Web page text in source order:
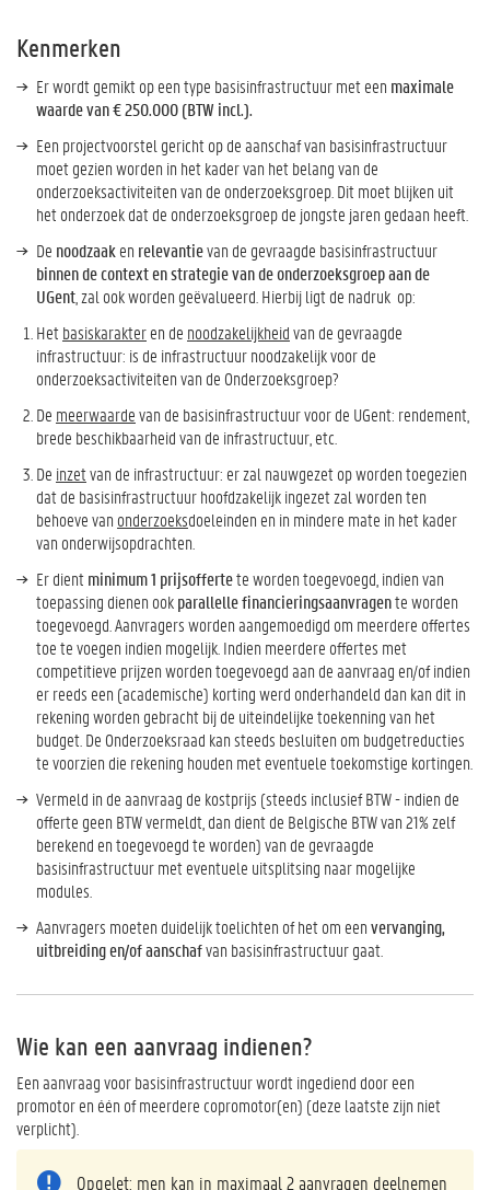
Kenmerken
Er wordt gemikt op een type basisinfrastructuur met een maximale
waarde van € 250.000 (BTW incl.).
Een projectvoorstel gericht op de aanschaf van basisinfrastructuur
moet gezien worden in het kader van het belang van de
onderzoeksactiviteiten van de onderzoeksgroep. Dit moet blijken uit
het onderzoek dat de onderzoeksgroep de jongste jaren gedaan heeft.
De noodzaaken relevantievan de gevraagde basisinfrastructuur
binnen de context en strategie van de onderzoeksgroep aan de
UGent , zal ook worden geëvalueerd. Hierbij ligt de nadruk op:
Hetbasiskarakteren de noodzakelijkheidvan de gevraagde
infrastructuur: is de infrastructuur noodzakelijk voor de
onderzoeksactiviteiten van de Onderzoeksgroep?
De meerwaardevan de basisinfrastructuur voor de UGent: rendement,
brede beschikbaarheid van de infrastructuur, etc.
De inzetvan de infrastructuur: er zal nauwgezet op worden toegezien
dat de basisinfrastructuur hoofdzakelijk ingezet zal worden ten
behoeve van onderzoeksdoeleinden en in mindere mate in het kader
van onderwijsopdrachten.
Er dientminimum 1 prijsoffertete worden toegevoegd, indien van
toepassing dienen ookparallelle financieringsaanvragente worden
toegevoegd. Aanvragers worden aangemoedigd om meerdere offertes
toe te voegen indien mogelijk . Indien meerdere offertes met
competitieve prijzen worden toegevoegd aan de aanvraag en/of indien
er reeds een (academische) korting werd onderhandeld dan kan dit in
rekening worden gebracht bij de uiteindelijke toekenning van het
budget. De Onderzoeksraad kan steeds besluiten om budgetreducties
te voorzien die rekening houden met eventuele toekomstige kortingen.
Vermeld in de aanvraag de kostprijs (steeds inclusief BTW - indien de
offerte geen BTW vermeldt, dan dient de Belgische BTW van 21% zelf
berekend en toegevoegd te worden) van de gevraagde
basisinfrastructuur met eventuele uitsplitsing naar mogelijke
modules.
Aanvragers moeten duidelijk toelichten of het om eenvervanging,
uitbreiding en/of aanschafvan basisinfrastructuur gaat.
Wie kan een aanvraag indienen?
Een aanvraag voor basisinfrastructuur wordt ingediend door een
promotor en één of meerdere copromotor(en) (deze laatste zijn niet
verplicht).
Opgelet: men kan in maximaal 2 aanvragen deelnemen